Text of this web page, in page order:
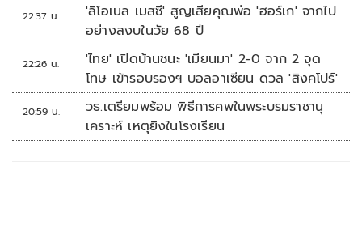
22:37 น.
'ลิโอเนล เมสซี' สูญเสียคุณพ่อ 'ฮอร์เก' จากไป
อย่างสงบในวัย 68 ปี
22:26 น.
'ไทย' เปิดบ้านชนะ 'เมียนมา' 2-0 จาก 2 จุด
โทษ เข้ารอบรองฯ บอลอาเซียน ดวล 'สิงคโปร์'
20:59 น.
วธ.เตรียมพร้อม พิธีการศพในพระบรมราชานุ
เคราะห์ เหตุยิงในโรงเรียน